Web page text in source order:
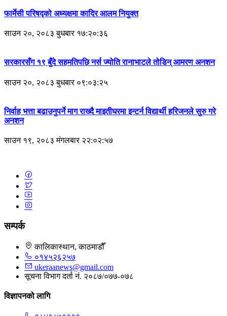
फार्मेसी परिषद्को अध्यक्षमा कादिर आलम नियुक्त
साउन २०, २०८३ बुधबार १७:२०:३६
सरकारसँग १९ बुँदे सहमतिपछि नर्स ज्योति रानाभाटले तोडिन् आमरण अनशन
साउन २०, २०८३ बुधबार ०९:०३:२५
निर्वाह भत्ता बढाउनुपर्ने माग राख्दै माइतीघरमा इन्टर्न विद्यार्थी हरिजनले सुरु गरे
अनशन
साउन १९, २०८३ मंगलबार २२:०२:५७
सम्पर्क
कालिकास्थान, काठमाडौँ
०१४५२६२५७
ukeraanews@gmail.com
सूचना विभाग दर्ता नं. २०८७/०७७-०७८
विज्ञापनको लागि